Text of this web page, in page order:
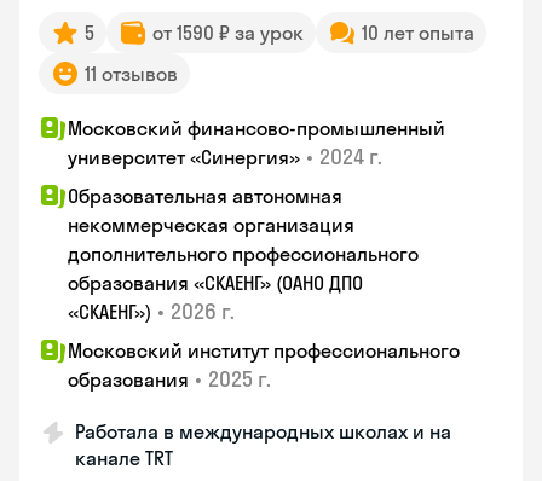
5 от 1590 ₽ за урок
10 лет опыта
11 отзывов
Московский финансово-промышленный
университет «Синергия» • 2024 г.
Образовательная автономная
некоммерческая организация
дополнительного профессионального
образования «СКАЕНГ» (ОАНО ДПО
«СКАЕНГ») • 2026 г.
Московский институт профессионального
образования • 2025 г.
Работала в международных школах и на
канале TRT